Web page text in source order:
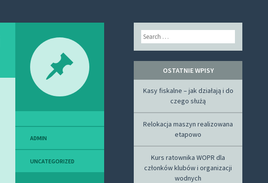
ADMIN
UNCATEGORIZED
Search
OSTATNIE WPISY
Kasy fiskalne – jak działają i do
czego służą
Relokacja maszyn realizowana
etapowo
Kurs ratownika WOPR dla
członków klubów i organizacji
wodnych